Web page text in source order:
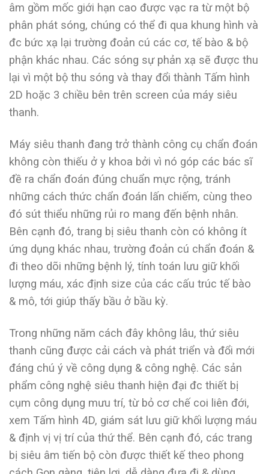
âm gồm mốc giới hạn cao được vạc ra từ một bộ
phân phát sóng, chúng có thể đi qua khung hình và
đc bức xạ lại trường đoản cú các cơ, tế bào & bộ
phận khác nhau. Các sóng sự phản xạ sẽ được thu
lại vì một bộ thu sóng và thay đổi thành Tấm hình
2D hoặc 3 chiều bên trên screen của máy siêu
thanh.
Máy siêu thanh đang trở thành công cụ chẩn đoán
không còn thiếu ở y khoa bởi vì nó góp các bác sĩ
đề ra chẩn đoán đúng chuẩn mực rộng, tránh
những cách thức chẩn đoán lấn chiếm, cùng theo
đó sút thiểu những rủi ro mang đến bệnh nhân.
Bên cạnh đó, trang bị siêu thanh còn có không ít
ứng dụng khác nhau, trường đoản cú chẩn đoán &
đi theo dõi những bệnh lý, tính toán lưu giữ khối
lượng máu, xác định size của các cấu trúc tế bào
& mô, tới giúp thấy bầu ở bầu kỳ.
Trong những năm cách đây không lâu, thứ siêu
thanh cũng được cải cách và phát triển và đổi mới
đáng chú ý về công dụng & công nghệ. Các sản
phẩm công nghệ siêu thanh hiện đại đc thiết bị
cụm công dụng mưu trí, từ bỏ cơ chế coi liên đới,
xem Tấm hình 4D, giám sát lưu giữ khối lượng máu
& định vị vị trí của thứ thể. Bên cạnh đó, các trang
bị siêu âm tiến bộ còn được thiết kế theo phong